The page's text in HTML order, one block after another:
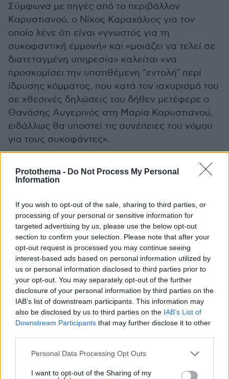
Protothema - Do Not Process My Personal
Information
If you wish to opt-out of the sale, sharing to third parties, or
processing of your personal or sensitive information for
targeted advertising by us, please use the below opt-out
section to confirm your selection. Please note that after your
opt-out request is processed you may continue seeing
interest-based ads based on personal information utilized by
us or personal information disclosed to third parties prior to
your opt-out. You may separately opt-out of the further
disclosure of your personal information by third parties on the
IAB’s list of downstream participants. This information may
also be disclosed by us to third parties on the IAB’s List of
Downstream Participants that may further disclose it to other
Please note that this website/app uses one or more Google
not limited to your visit or usage behaviour. You may click to
Personal Data Processing Opt Outs
I want to opt-out of the Sharing of my
Σύμφωνα με πηγές από το περιβάλλον
Καρυστιανού, ο Νίκος Καραχάλιος για τον
οποίο λένε ότι είναι «γνωστός για τη
συκοφαντική εμμονή» και «μοιάζει να τελεί σε
διατεταγμένη υπηρεσία» καλείται «να
προσκομίσει την υποτιθέμενη "εντολή" περί
ίδρυσης κόμματος, που κατά τον ισχυρισμό του
σε χθεσινές δηλώσεις του δήθεν μετέφερε ο
Θανάσης Αυγερινός στη Μαρία Καρυστιανού,
ειδάλλως θα υποστεί τις συνέπειες του νόμου
για τους συκοφάντες».
Σχετικά Άρθρα
Ακολουθήστε τοprotothema.gr στο Google News
Δείτε όλες τις τελευταίεςΕιδήσειςαπό την Ελλάδα
και τον Κόσμο, τη στιγμή που συμβαίνουν, στο
Protothema.gr